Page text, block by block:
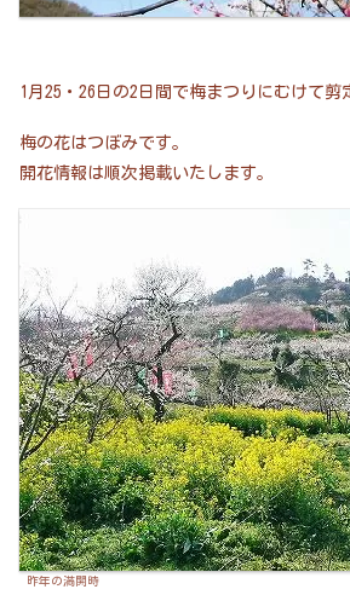
1月25・26日の2日間で梅まつりにむけて剪
梅の花はつぼみです。
開花情報は順次掲載いたします。
昨年の満開時